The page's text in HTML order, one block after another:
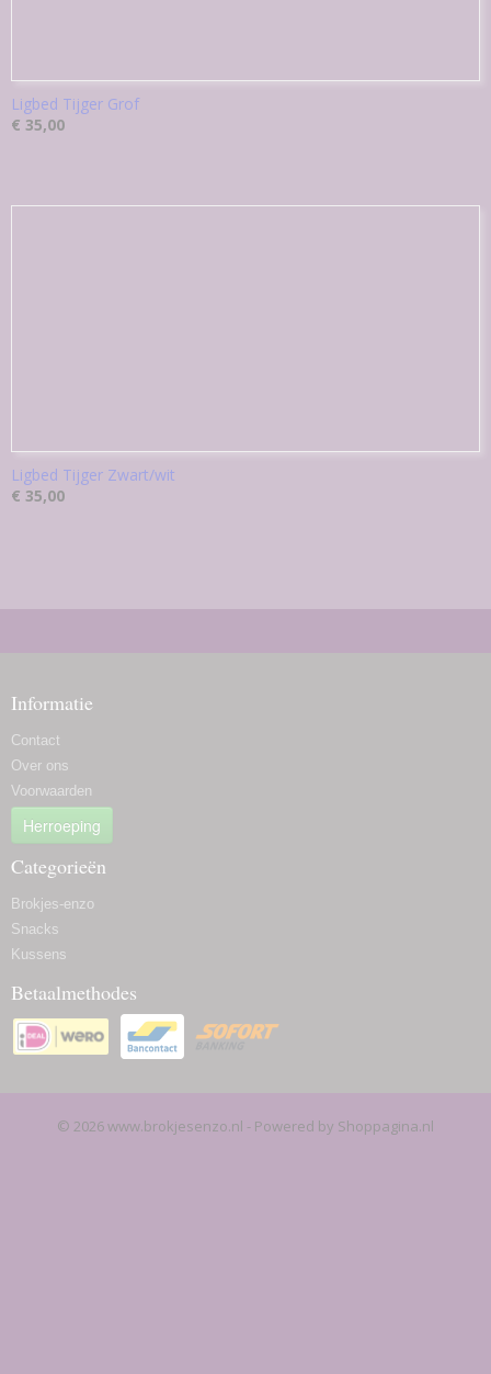
Ligbed Tijger Grof
€ 35,00
Ligbed Tijger Zwart/wit
€ 35,00
Informatie
Contact
Over ons
Voorwaarden
Herroeping
Categorieën
Brokjes-enzo
Snacks
Kussens
Betaalmethodes
© 2026 www.brokjesenzo.nl - Powered by Shoppagina.nl